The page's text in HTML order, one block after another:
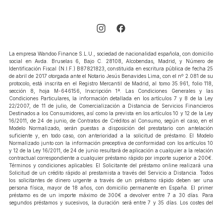
La empresa Wandoo Finance S.L.U., sociedad de nacionalidad española, con domicilio
social en Avda. Bruselas 6, Bajo C. 28108, Alcobendas, Madrid, y Número de
Identificación Fiscal (N.I.F.) B87821823, constituida en escritura pública de fecha 25
de abril de 2017 otorgada ante el Notario Jesús Benavides Lima, con el nº 2.081 de su
protocolo, está inscrita en el Registro Mercantil de Madrid, al tomo 35.961, folio 118,
sección 8, hoja M-646156, Inscripción 1ª. Las Condiciones Generales y las
Condiciones Particulares, la información detallada en los artículos 7 y 8 de la Ley
22/2007, de 11 de julio, de Comercialización a Distancia de Servicios Financieros
Destinados a los Consumidores, así como la prevista en los artículos 10 y 12 de la Ley
16/2011, de 24 de junio, de Contratos de Créditos al Consumo, según el caso, en el
Modelo Normalizado, serán puestas a disposición del prestatario con antelación
suficiente y, en todo caso, con anterioridad a la solicitud de préstamo. El Modelo
Normalizado junto con la información preceptiva de conformidad con los artículos 10
y 12 de la Ley 16/2011, de 24 de junio resultará de aplicación a cualquier a la relación
contractual correspondiente a cualquier préstamo rápido por importe superior a 200€.
Términos y condiciones aplicables: El Solicitante del préstamo online realizará una
Solicitud de un crédito rápido al prestamista a través del Servicio a Distancia. Todos
los solicitantes de dinero urgente a través de un préstamo rápido deben ser una
persona física, mayor de 18 años, con domicilio permanente en España. El primer
préstamo es de un importe máximo de 300€ a devolver entre 7 a 30 días. Para
segundos préstamos y sucesivos, la duración será entre 7 y 35 días. Los costes del